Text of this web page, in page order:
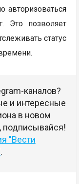
авторизоваться
Это позволяет
статус
каналов?
и интересные
в новом
подписывайся!
"Вести
.